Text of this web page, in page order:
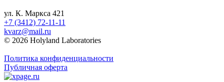
ул. К. Маркса 421
+7 (3412) 72-11-11
kvarz@mail.ru
© 2026 Holyland Laboratories
Политика конфиденциальности
Публичная оферта